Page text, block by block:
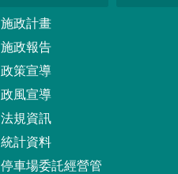
施政計畫
施政報告
政策宣導
政風宣導
法規資訊
統計資料
停車場委託經營管